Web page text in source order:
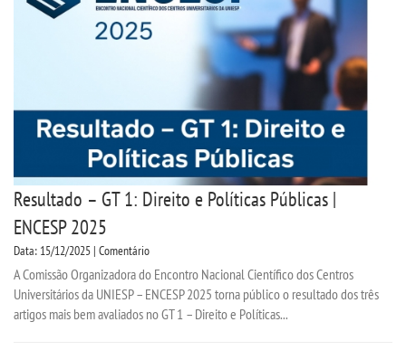
Resultado – GT 1: Direito e Políticas Públicas |
ENCESP 2025
Data: 15/12/2025 | Comentário
A Comissão Organizadora do Encontro Nacional Científico dos Centros
Universitários da UNIESP – ENCESP 2025 torna público o resultado dos três
artigos mais bem avaliados no GT 1 – Direito e Políticas...